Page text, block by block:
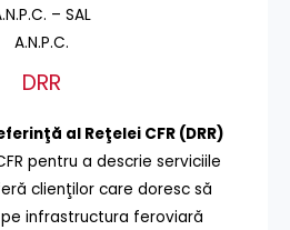
– SAL
A.N.P.C.
DRR
al Reţelei CFR (DRR)
pentru a descrie serviciile
clienţilor care doresc să
infrastructura feroviară